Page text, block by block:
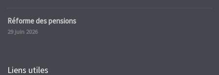
Réforme des pensions
29 juin 2026
Liens utiles